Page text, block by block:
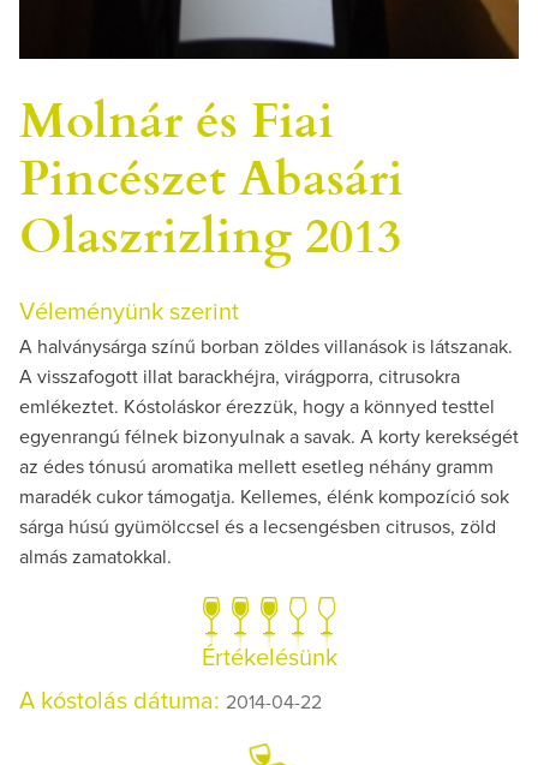
Molnár és Fiai
Pincészet Abasári
Olaszrizling 2013
Véleményünk szerint
A halványsárga színű borban zöldes villanások is látszanak.
A visszafogott illat barackhéjra, virágporra, citrusokra
emlékeztet. Kóstoláskor érezzük, hogy a könnyed testtel
egyenrangú félnek bizonyulnak a savak. A korty kerekségét
az édes tónusú aromatika mellett esetleg néhány gramm
maradék cukor támogatja. Kellemes, élénk kompozíció sok
sárga húsú gyümölccsel és a lecsengésben citrusos, zöld
almás zamatokkal.
Értékelésünk
A kóstolás dátuma: 2014-04-22